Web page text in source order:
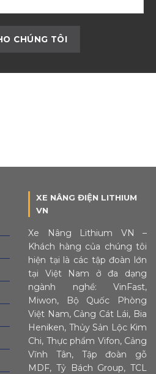
XE NÂNG ĐIỆN LITHIUM
VN
Xe Nâng Lithium VN –
Khách hàng của chúng tôi
hiện tại là các tập đoàn lớn
tại Việt Nam ở đa dạng
ngành nghề: VinFast,
Miwon, Bộ Quốc Phòng
Việt Nam, Cảng Cát Lái, Bia
Heniken, Thủy Sản Lộc Kim
Chi, Thực phẩm Vifon, Cảng
Vĩnh Tân, Tập đoàn gỗ
MDF, Tỷ Bách Group, TCL